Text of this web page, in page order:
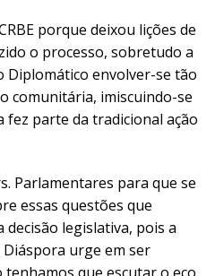
porque deixou lições de
o processo, sobretudo a
Diplomático envolver-se tão
comunitária, imiscuindo-se
fez parte da tradicional ação
Parlamentares para que se
essas questões que
legislativa, pois a
urge em ser